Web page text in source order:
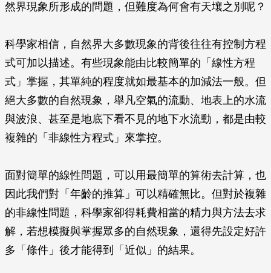
然界現象所形成的問題，但難度為何會有天壤之別呢？
科學家相信，自然界大多數現象的背後往往有控制方程
式可加以描述。有些現象能由比較簡單的「線性方程
式」掌握，其單純的程度就如最基本的加減法一般。但
絕大多數的自然現象，舉凡空氣的流動、地表上的水流
與波浪、甚至是地底下看不見的地下水流動，都是由較
複雜的「非線性方程式」來掌控。
面對簡單的線性問題，可以用最簡單的算術去計算，也
因此我們對「年齡的推算」可以精確無比。但對於複雜
的非線性問題，科學家卻得耗費相當的精力與方法去求
解，若想模擬與掌握眾多的自然現象，還得先設定好許
多「條件」後才能得到「近似」的結果。